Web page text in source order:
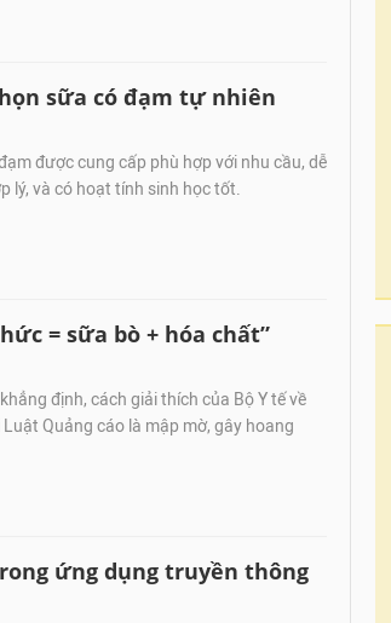
sữa có đạm tự nhiên
được cung cấp phù hợp với nhu cầu, dễ
lý, và có hoạt tính sinh học tốt.
= sữa bò + hóa chất”
định, cách giải thích của Bộ Y tế về
Quảng cáo là mập mờ, gây hoang
ứng dụng truyền thông